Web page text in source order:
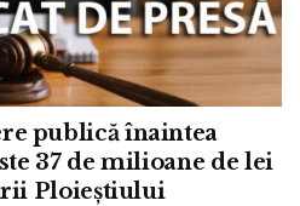
publică înaintea
37 de milioane de lei
Ploieștiului